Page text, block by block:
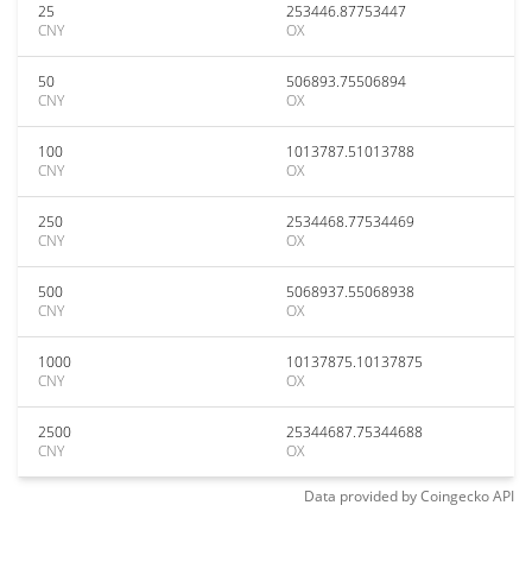
25
CNY
253446.87753447
OX
50
CNY
506893.75506894
OX
100
CNY
1013787.51013788
OX
250
CNY
2534468.77534469
OX
500
CNY
5068937.55068938
OX
1000
CNY
10137875.10137875
OX
2500
CNY
25344687.75344688
OX
Data provided byCoingeckoAPI